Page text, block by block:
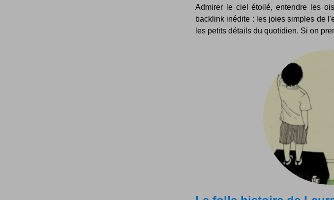
Admirer le ciel étoilé, entendre les
backlink inédite : les joies simples de
les petits détails du quotidien. Si on